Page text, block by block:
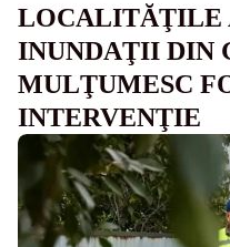
LOCALITĂŢILE
INUNDAŢII DIN
MULŢUMESC
INTERVENŢIE